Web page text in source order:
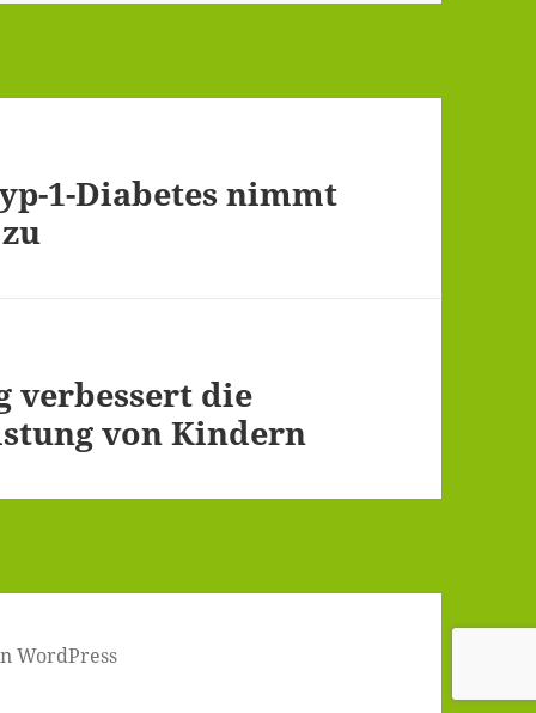
1-Diabetes nimmt
verbessert die
von Kindern
WordPress